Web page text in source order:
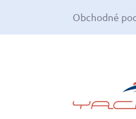
obsah
Obchodné